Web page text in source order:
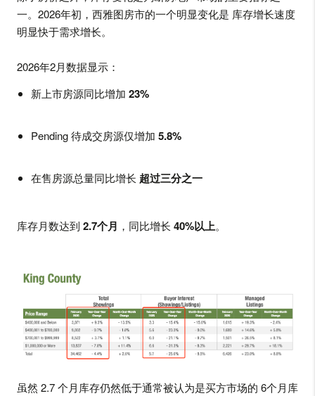
一。2026年初，西雅图房市的一个明显变化是 库存增长速度
明显快于需求增长。
2026年2月数据显示：
新上市房源同比增加 23%
Pending 待成交房源仅增加 5.8%
在售房源总量同比增长 超过三分之一
库存月数达到 2.7个月 ，同比增长 40%以上。
虽然 2.7 个月库存仍然低于通常被认为是买方市场的 6个月库